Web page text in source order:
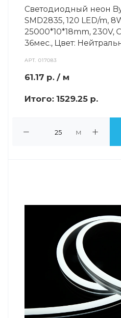
Светодиодный неон
SMD2835, 120 LED/m,
25000*10*18mm, 230V,
36мес., Цвет:
АРТ.017083
61.17 р. / м
Итого: 1529.25 р.
м